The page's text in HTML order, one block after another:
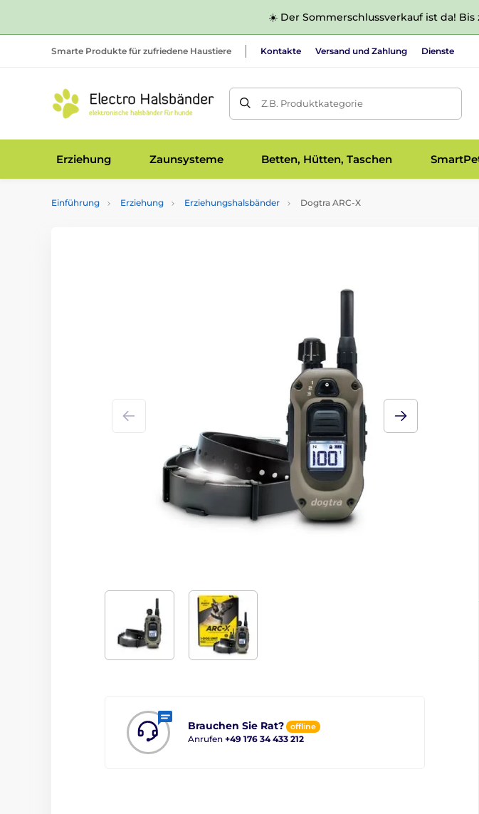
☀️ Der Sommerschlussverkauf ist da! Bis
Smarte Produkte für zufriedene Haustiere Kontakte Versand und Zahlung Dienste
Z.B. Produktkategorie
Erziehung Zaunsysteme Betten, Hütten, Taschen
Einführung Erziehung Erziehungshalsbänder Dogtra ARC-X
Brauchen Sie Rat? offline
Anrufen +49 176 34 433 212